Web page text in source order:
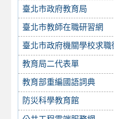
臺北市政府教育局
臺北市教師在職研習網
臺北市政府機關學校求職
教育局二代表單
教育部重編國語詞典
防災科學教育館